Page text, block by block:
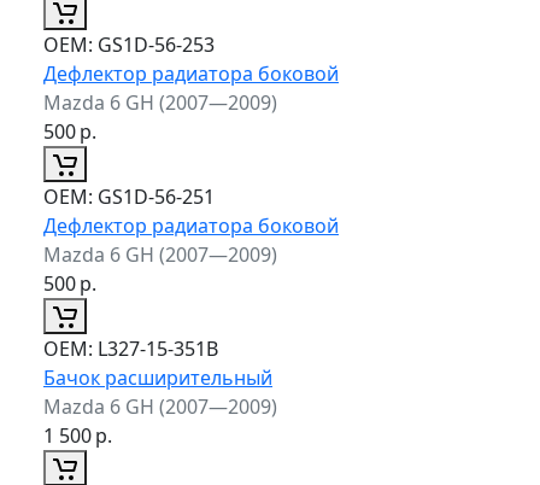
ОЕМ: GS1D-56-253
Дефлектор радиатора боковой
Mazda 6 GH (2007—2009)
500р.
ОЕМ: GS1D-56-251
Дефлектор радиатора боковой
Mazda 6 GH (2007—2009)
500р.
ОЕМ: L327-15-351B
Бачок расширительный
Mazda 6 GH (2007—2009)
1 500р.